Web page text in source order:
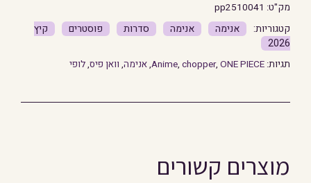
מק"ט: pp2510041
אנימה אנימה סדרות פוסטרים
קיץ
2026
תגיות: Anime, chopper, ONE PIECE
,אנימה, וואן פיס,לופי
מוצרים קשורים